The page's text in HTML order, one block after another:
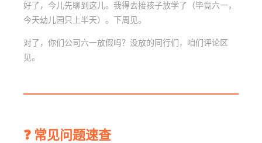
好了，今儿先聊到这儿。我得去接孩子放学了（毕竟六一，
今天幼儿园只上半天）。下周见。
对了，你们公司六一放假吗？没放的同行们，咱们评论区
见。
❓ 常见问题速查